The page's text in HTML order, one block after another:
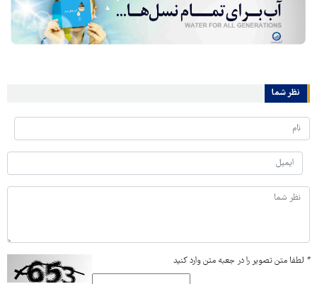
نظر شما
* لطفا متن تصویر را در جعبه متن وارد کنید